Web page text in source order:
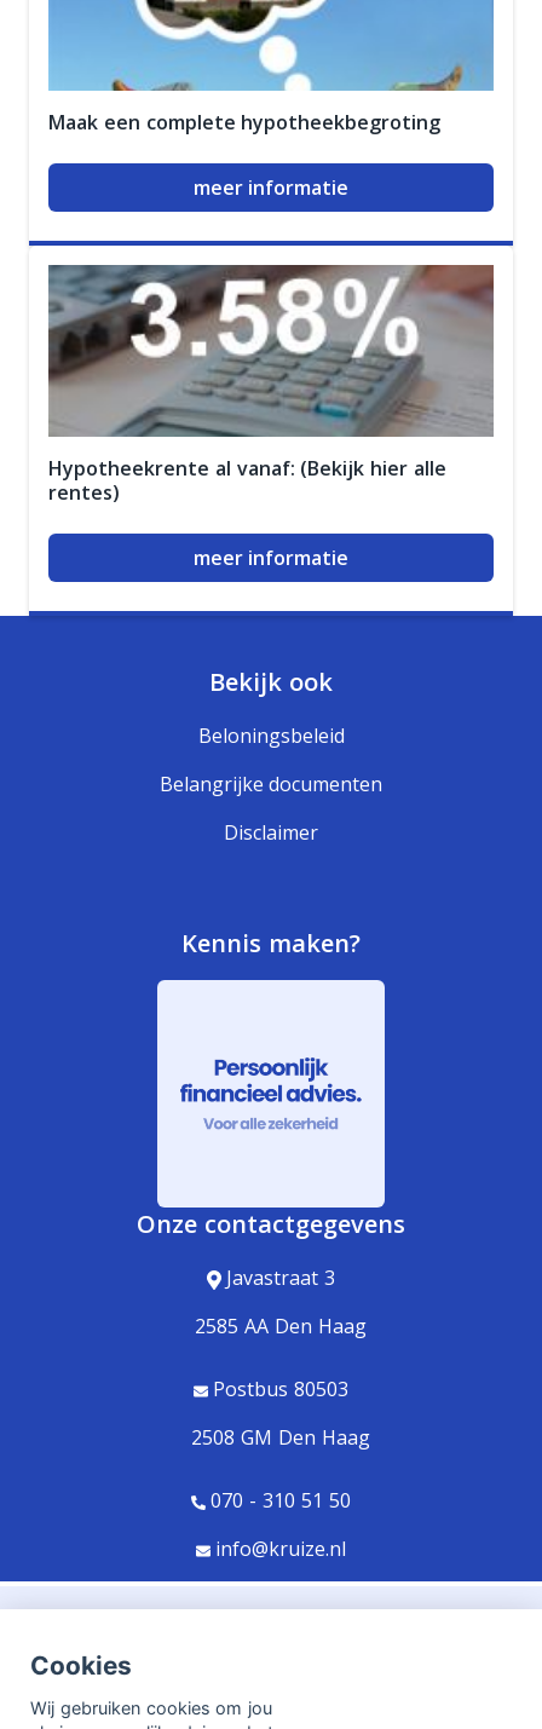
Cookies
Wij gebruiken cookies om jou
Maak een complete hypotheekbegroting
meer informatie
Hypotheekrente al vanaf: (Bekijk hier alle
rentes)
meer informatie
Bekijk ook
Beloningsbeleid
Belangrijke documenten
Disclaimer
Kennis maken?
Onze contactgegevens
Javastraat 3
2585 AA Den Haag
Postbus 80503
2508 GM Den Haag
070 - 310 51 50
info@kruize.nl
© CopyrightAssupport BV2026
Sitemap
Disclaimer